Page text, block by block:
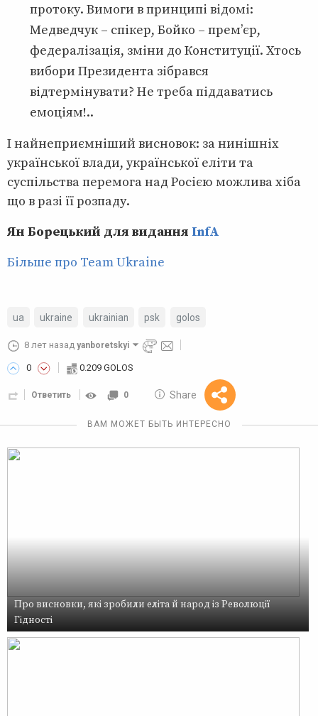
протоку. Вимоги в принципі відомі:
Медведчук – спікер, Бойко – прем’єр,
федералізація, зміни до Конституції. Хтось
вибори Президента зібрався
відтермінувати? Не треба піддаватись
емоціям!..
І найнеприємніший висновок: за нинішніх
української влади, української еліти та
суспільства перемога над Росією можлива хіба
що в разі її розпаду.
Ян Борецький для видання InfA
Більше про Team Ukraine
ua ukraine ukrainian psk golos
8 лет назад yanboretskyi
0 0.209 GOLOS
Ответить 0 Share
Reward
10 GOLOS
ВАМ МОЖЕТ БЫТЬ ИНТЕРЕСНО
Про висновки, які зробили еліта й народ із Революції
Гідності